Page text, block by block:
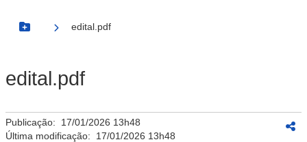
Botão Menu
edital.pdf
edital.pdf
Publicação: 17/01/2026 13h48
Última modificação: 17/01/2026 13h48